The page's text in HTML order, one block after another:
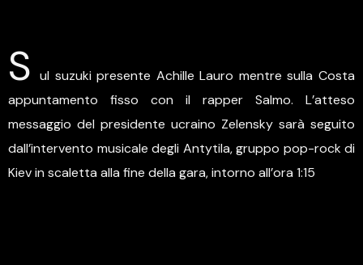
S ul suzuki presente Achille Lauro mentre sulla Costa
appuntamento fisso con il rapper Salmo. L’atteso
messaggio del presidente ucraino Zelensky sarà seguito
dall’intervento musicale degli Antytila, gruppo pop-rock di
Kiev in scaletta alla fine della gara, intorno all’ora 1:15